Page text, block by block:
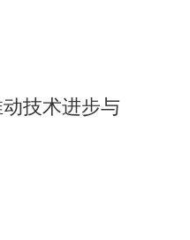
技术进步与